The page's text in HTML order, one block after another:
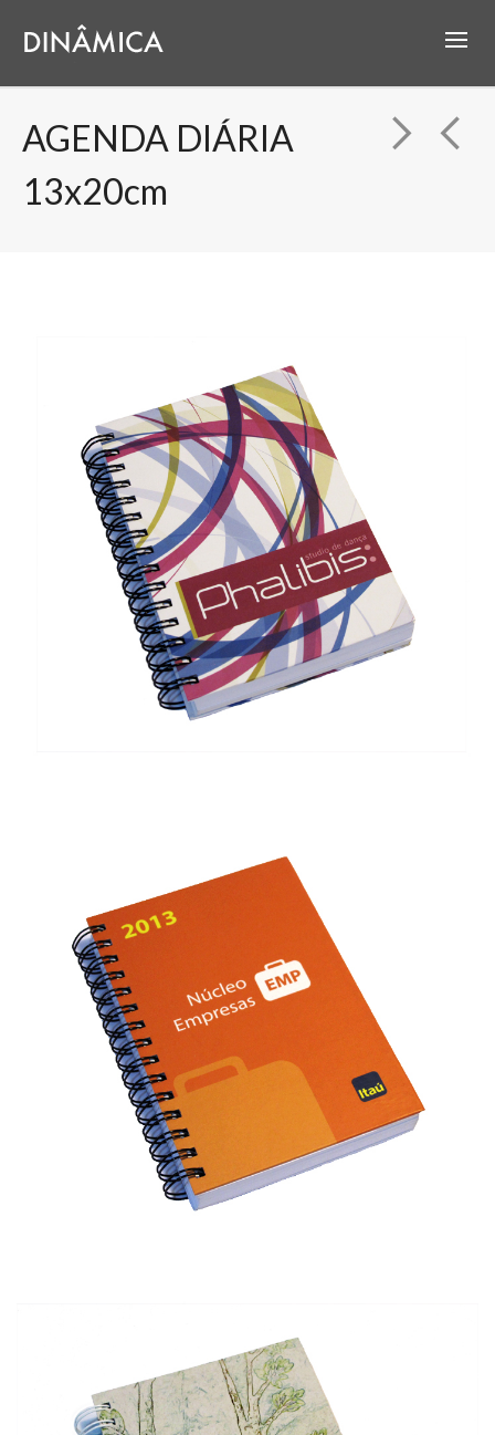
AGENDA DIÁRIA
13x20cm